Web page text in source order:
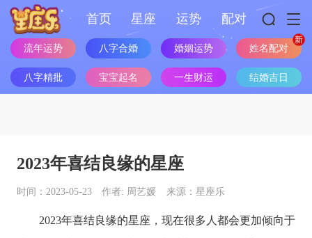
首页 星座 运势 配对
流年运势 八字合婚 婚姻运势 姓名配对
八字精批 宝宝起名 一生财运 结婚吉日
2023年喜结良缘的星座
时间：2023-05-23 作者: 周艺媛 来源：星座乐
2023年喜结良缘的星座 ，现在很多人都会更加倾向于